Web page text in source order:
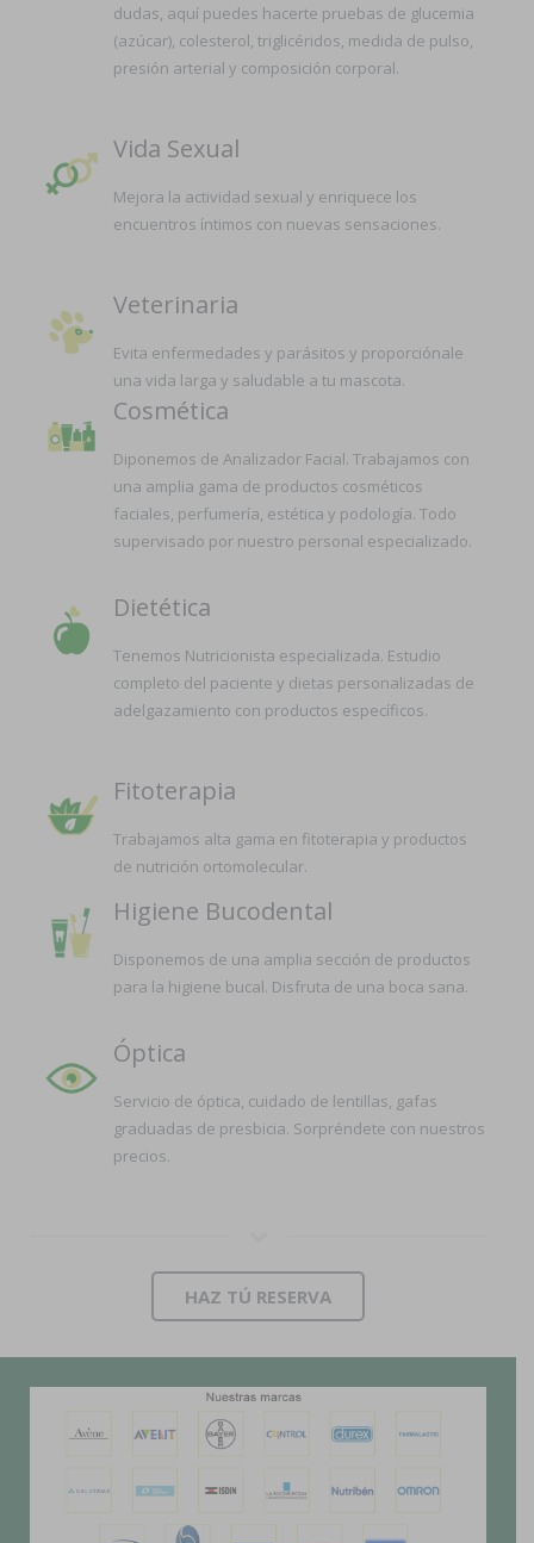
dudas, aquí puedes hacerte pruebas de glucemia
(azúcar), colesterol, triglicéridos, medida de pulso,
presión arterial y composición corporal.
Vida Sexual
Mejora la actividad sexual y enriquece los
encuentros íntimos con nuevas sensaciones.
Veterinaria
Evita enfermedades y parásitos y proporciónale
una vida larga y saludable a tu mascota.
Cosmética
Diponemos de Analizador Facial. Trabajamos con
una amplia gama de productos cosméticos
faciales, perfumería, estética y podología. Todo
supervisado por nuestro personal especializado.
Dietética
Tenemos Nutricionista especializada. Estudio
completo del paciente y dietas personalizadas de
adelgazamiento con productos específicos.
Fitoterapia
Trabajamos alta gama en fitoterapia y productos
de nutrición ortomolecular.
Higiene Bucodental
Disponemos de una amplia sección de productos
para la higiene bucal. Disfruta de una boca sana.
Óptica
Servicio de óptica, cuidado de lentillas, gafas
graduadas de presbicia. Sorpréndete con nuestros
precios.
HAZ TÚ RESERVA